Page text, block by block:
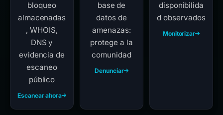
bloqueo
almacenadas
, WHOIS,
DNS y
evidencia de
escaneo
público
Escanear ahora
base de
datos de
amenazas:
protege a la
comunidad
Denunciar
disponibilida
d observados
Monitorizar